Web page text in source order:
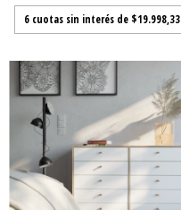
6 cuotas sin interés de $19.998,33